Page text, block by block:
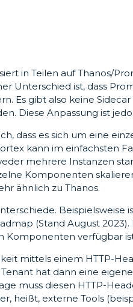
in Teilen auf Thanos/
Unterschied ist, dass
Es gibt also keine
Diese Anpassung ist
dass es sich um eine
kann im einfachsten
mehrere Instanzen
Komponenten
ähnlich zu Thanos.
Beispielsweise
(Stand August
Komponenten verfügbar
mittels einem HTTP-
hat dann eine
muss diesen HTTP-
heißt, externe Tools